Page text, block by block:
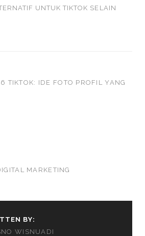
UNTUK TIKTOK SELAIN
TIKTOK: IDE FOTO PROFIL YANG
MARKETING
BY:
WISNUADI